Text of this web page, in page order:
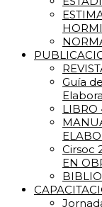
Guía
LIBRO
Cirsoc
EN